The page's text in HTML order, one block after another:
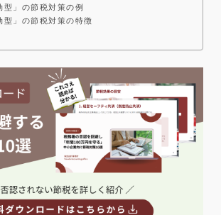
」の節税対策の例
」の節税対策の特徴